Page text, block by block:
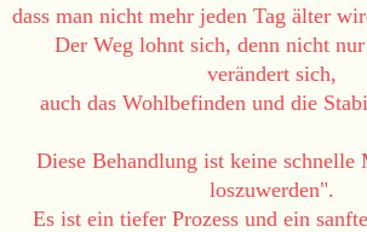
dass man nicht mehr jeden Tag älter
Der Weg lohnt sich, denn nicht nur
verändert sich,
auch das Wohlbefinden und die
Diese Behandlung ist keine schnelle
loszuwerden".
Es ist ein tiefer Prozess und ein